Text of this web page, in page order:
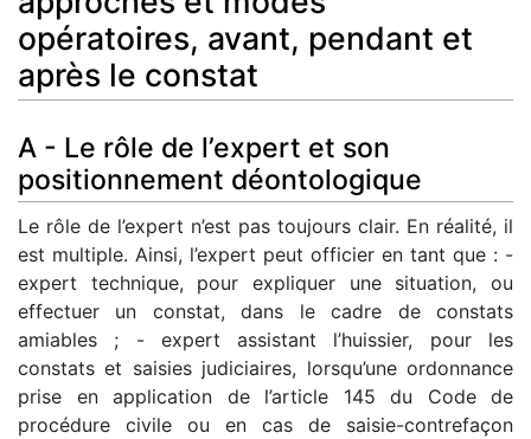
opératoires, avant, pendant et
après le constat
A - Le rôle de l’expert et son
positionnement déontologique
Le rôle de l’expert n’est pas toujours clair. En réalité, il
est multiple. Ainsi, l’expert peut officier en tant que : -
expert technique, pour expliquer une situation, ou
effectuer un constat, dans le cadre de constats
amiables ; - expert assistant l’huissier, pour les
constats et saisies judiciaires, lorsqu’une ordonnance
prise en application de l’article 145 du Code de
procédure civile ou en cas de saisie-contrefaçon